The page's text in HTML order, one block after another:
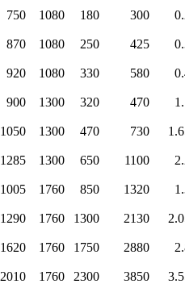
750 1080 180 300
870 1080 250 425
920 1080 330 580
900 1300 320 470
1050 1300 470 730
1285 1300 650 1100
1005 1760 850 1320
1290 1760 1300 2130
1620 1760 1750 2880
2010 1760 2300 3850